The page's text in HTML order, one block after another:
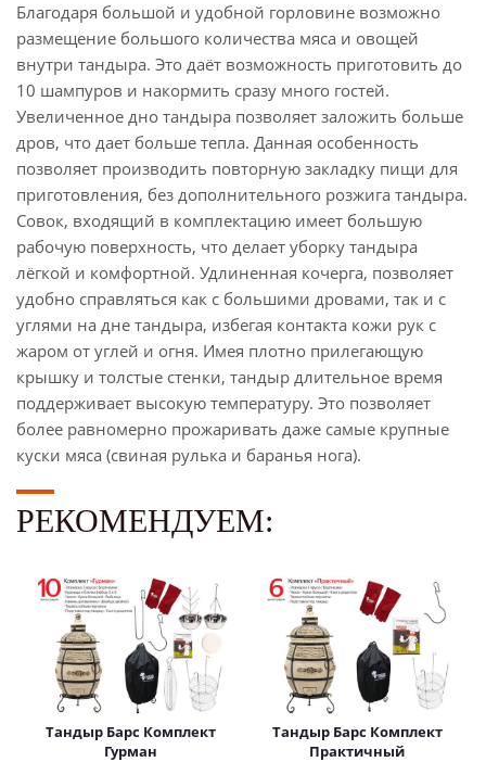
Благодаря большой и удобной горловине возможно
размещение большого количества мяса и овощей
внутри тандыра. Это даёт возможность приготовить до
10 шампуров и накормить сразу много гостей.
Увеличенное дно тандыра позволяет заложить больше
дров, что дает больше тепла. Данная особенность
позволяет производить повторную закладку пищи для
приготовления, без дополнительного розжига тандыра.
Совок, входящий в комплектацию имеет большую
рабочую поверхность, что делает уборку тандыра
лёгкой и комфортной. Удлиненная кочерга, позволяет
удобно справляться как с большими дровами, так и с
углями на дне тандыра, избегая контакта кожи рук с
жаром от углей и огня. Имея плотно прилегающую
крышку и толстые стенки, тандыр длительное время
поддерживает высокую температуру. Это позволяет
более равномерно прожаривать даже самые крупные
куски мяса (свиная рулька и баранья нога).
РЕКОМЕНДУЕМ:
Тандыр Барс Комплект
Гурман
Тандыр Барс Комплект
Практичный